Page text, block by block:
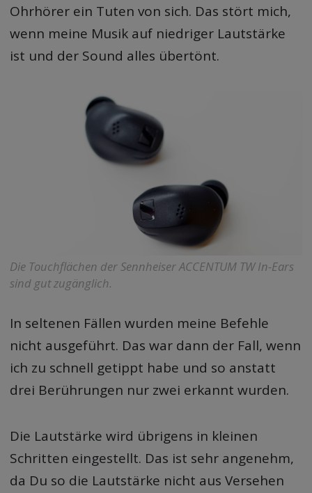
Ohrhörer ein Tuten von sich. Das stört mich,
wenn meine Musik auf niedriger Lautstärke
ist und der Sound alles übertönt.
Die Touchflächen der Sennheiser ACCENTUM TW In-Ears
sind gut zugänglich.
In seltenen Fällen wurden meine Befehle
nicht ausgeführt. Das war dann der Fall, wenn
ich zu schnell getippt habe und so anstatt
drei Berührungen nur zwei erkannt wurden.
Die Lautstärke wird übrigens in kleinen
Schritten eingestellt. Das ist sehr angenehm,
da Du so die Lautstärke nicht aus Versehen